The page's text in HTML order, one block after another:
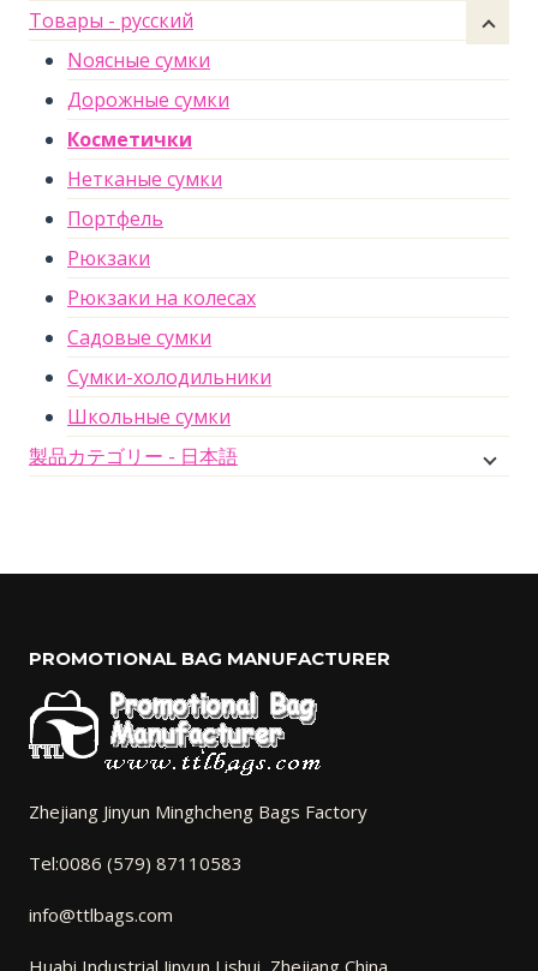
Товары - русский
Nоясные сумки
Дорожные сумки
Косметички
Нетканые сумки
Портфель
Рюкзаки
Рюкзаки на колесах
Садовые сумки
Сумки-холодильники
Школьные сумки
製品カテゴリー - 日本語
PROMOTIONAL BAG MANUFACTURER
Zhejiang Jinyun Minghcheng Bags Factory
Tel:0086 (579) 87110583
info@ttlbags.com
Huabi Industrial Jinyun,Lishui Zhejiang China.